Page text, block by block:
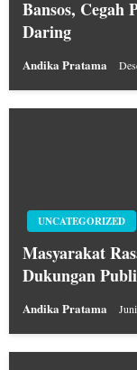
Bansos, Cegah
Daring
Andika Pratama
UNCATEGORIZED
Masyarakat
Dukungan
Andika Pratama